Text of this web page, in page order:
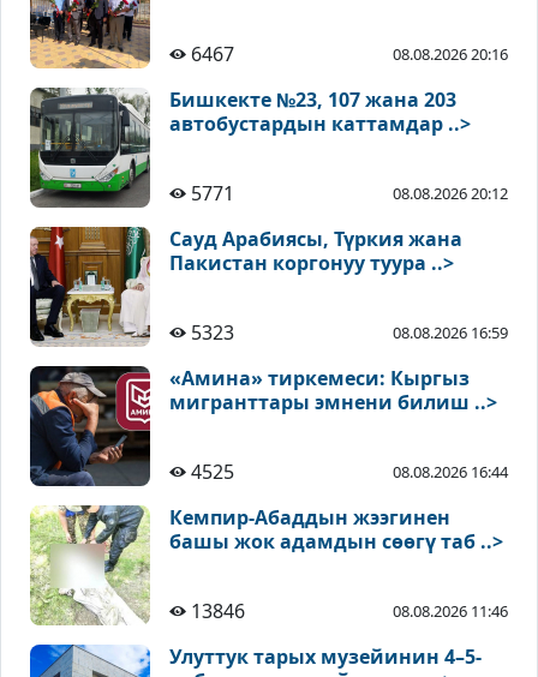
6467 08.08.2026 20:16
Бишкекте №23, 107 жана 203
автобустардын каттамдар ..>
5771 08.08.2026 20:12
Сауд Арабиясы, Түркия жана
Пакистан коргонуу туура ..>
5323 08.08.2026 16:59
«Амина» тиркемеси: Кыргыз
мигранттары эмнени билиш ..>
4525 08.08.2026 16:44
Кемпир-Абаддын жээгинен
башы жок адамдын сөөгү таб ..>
13846 08.08.2026 11:46
Улуттук тарых музейинин 4–5-